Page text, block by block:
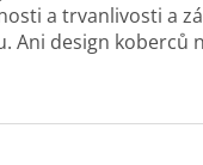
a trvanlivosti a
Ani design koberců